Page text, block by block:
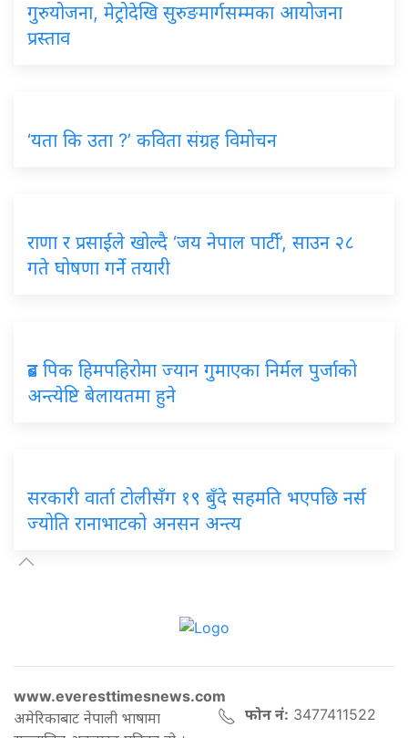
गुरुयोजना, मेट्रोदेखि सुरुङमार्गसम्मका आयोजना
प्रस्ताव
‘यता कि उता ?’ कविता संग्रह विमोचन
राणा र प्रसाईंले खोल्दै ‘जय नेपाल पार्टी’, साउन २८
गते घोषणा गर्ने तयारी
ब्रड पिक हिमपहिरोमा ज्यान गुमाएका निर्मल पुर्जाको
अन्त्येष्टि बेलायतमा हुने
सरकारी वार्ता टोलीसँग १९ बुँदे सहमति भएपछि नर्स
ज्योति रानाभाटको अनसन अन्त्य
www.everesttimesnews.com
अमेरिकाबाट नेपाली भाषामा
फोन नं: 3477411522